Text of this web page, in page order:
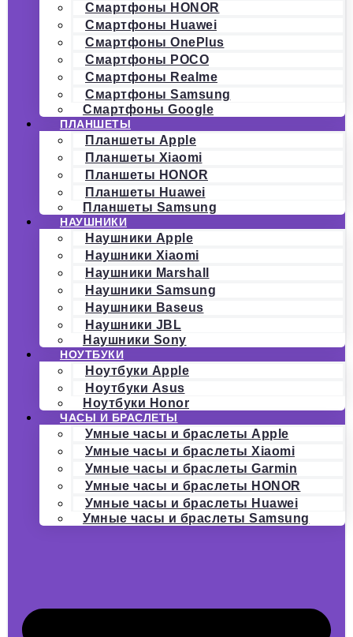
Смартфоны HONOR
Смартфоны Huawei
Смартфоны OnePlus
Смартфоны POCO
Смартфоны Realme
Смартфоны Samsung
Смартфоны Google
ПЛАНШЕТЫ
Планшеты Apple
Планшеты Xiaomi
Планшеты HONOR
Планшеты Huawei
Планшеты Samsung
НАУШНИКИ
Наушники Apple
Наушники Xiaomi
Наушники Marshall
Наушники Samsung
Наушники Baseus
Наушники JBL
Наушники Sony
НОУТБУКИ
Ноутбуки Apple
Ноутбуки Asus
Ноутбуки Honor
ЧАСЫ И БРАСЛЕТЫ
Умные часы и браслеты Apple
Умные часы и браслеты Xiaomi
Умные часы и браслеты Garmin
Умные часы и браслеты HONOR
Умные часы и браслеты Huawei
Умные часы и браслеты Samsung